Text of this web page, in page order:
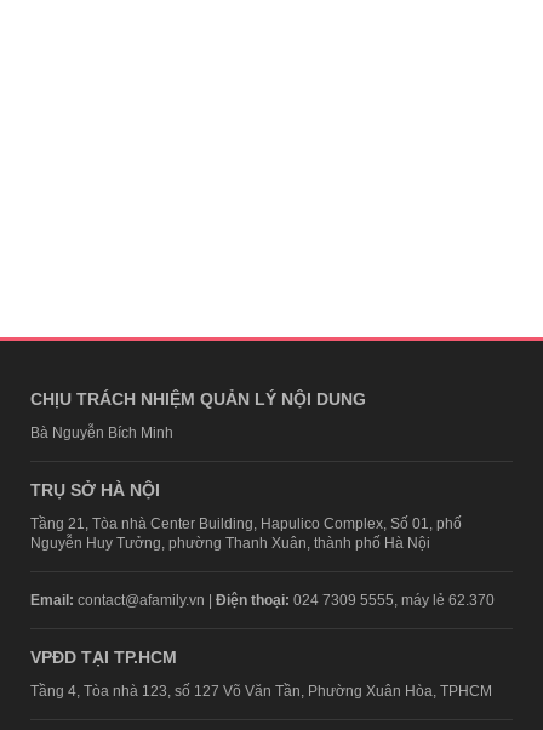
CHỊU TRÁCH NHIỆM QUẢN LÝ NỘI DUNG
Bà Nguyễn Bích Minh
TRỤ SỞ HÀ NỘI
Tầng 21, Tòa nhà Center Building, Hapulico Complex, Số 01, phố
Nguyễn Huy Tưởng, phường Thanh Xuân, thành phố Hà Nội
Email: contact@afamily.vn | Điện thoại: 024 7309 5555, máy lẻ 62.370
VPĐD TẠI TP.HCM
Tầng 4, Tòa nhà 123, số 127 Võ Văn Tần, Phường Xuân Hòa, TPHCM